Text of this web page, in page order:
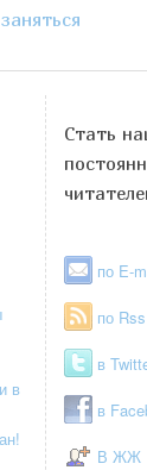
в
Стать
по E-
по Rss
в
в
В ЖЖ